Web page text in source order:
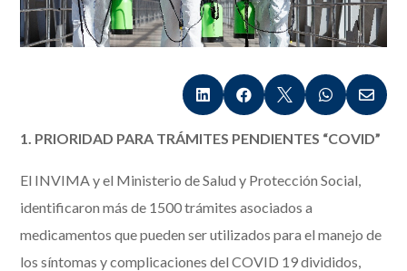
    
1. PRIORIDAD PARA TRÁMITES PENDIENTES “COVID”
El INVIMA y el Ministerio de Salud y Protección Social,
identificaron más de 1500 trámites asociados a
medicamentos que pueden ser utilizados para el manejo de
los síntomas y complicaciones del COVID 19 divididos,